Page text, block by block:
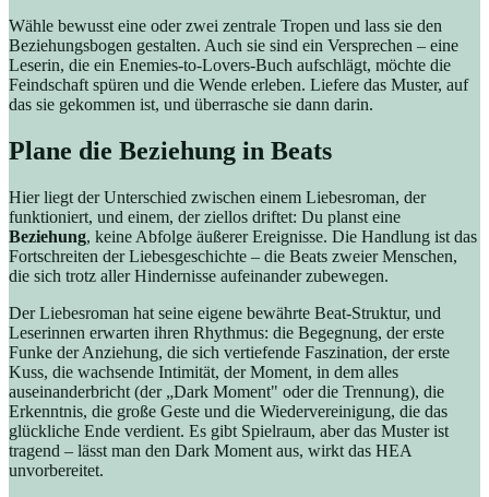
Wähle bewusst eine oder zwei zentrale Tropen und lass sie den
Beziehungsbogen gestalten. Auch sie sind ein Versprechen – eine
Leserin, die ein Enemies-to-Lovers-Buch aufschlägt, möchte die
Feindschaft spüren und die Wende erleben. Liefere das Muster, auf
das sie gekommen ist, und überrasche sie dann darin.
Plane die Beziehung in Beats
Hier liegt der Unterschied zwischen einem Liebesroman, der
funktioniert, und einem, der ziellos driftet: Du planst eine
Beziehung, keine Abfolge äußerer Ereignisse. Die Handlung ist das
Fortschreiten der Liebesgeschichte – die Beats zweier Menschen,
die sich trotz aller Hindernisse aufeinander zubewegen.
Der Liebesroman hat seine eigene bewährte Beat-Struktur, und
Leserinnen erwarten ihren Rhythmus: die Begegnung, der erste
Funke der Anziehung, die sich vertiefende Faszination, der erste
Kuss, die wachsende Intimität, der Moment, in dem alles
auseinanderbricht (der „Dark Moment" oder die Trennung), die
Erkenntnis, die große Geste und die Wiedervereinigung, die das
glückliche Ende verdient. Es gibt Spielraum, aber das Muster ist
tragend – lässt man den Dark Moment aus, wirkt das HEA
unvorbereitet.